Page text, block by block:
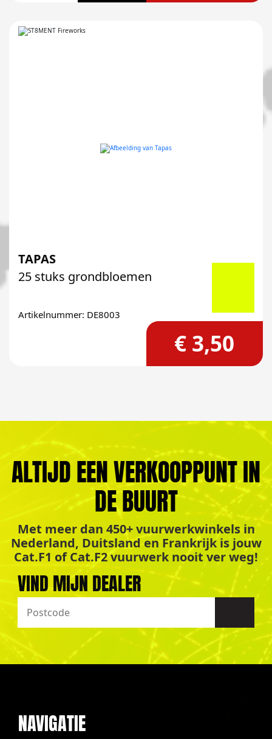
TAPAS
25 stuks grondbloemen
Artikelnummer: DE8003
€ 3,50
ALTIJD EEN VERKOOPPUNT IN
DE BUURT
Met meer dan 450+ vuurwerkwinkels in
Nederland, Duitsland en Frankrijk is jouw
Cat.F1 of Cat.F2 vuurwerk nooit ver weg!
VIND MIJN DEALER
NAVIGATIE